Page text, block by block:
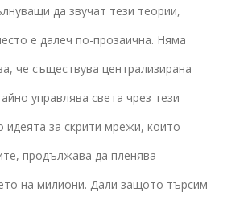
да звучат тези теории,
е далеч по-прозаична. Няма
че съществува централизирана
управлява света чрез тези
идеята за скрити мрежи, които
продължава да пленява
на милиони. Дали защото търсим